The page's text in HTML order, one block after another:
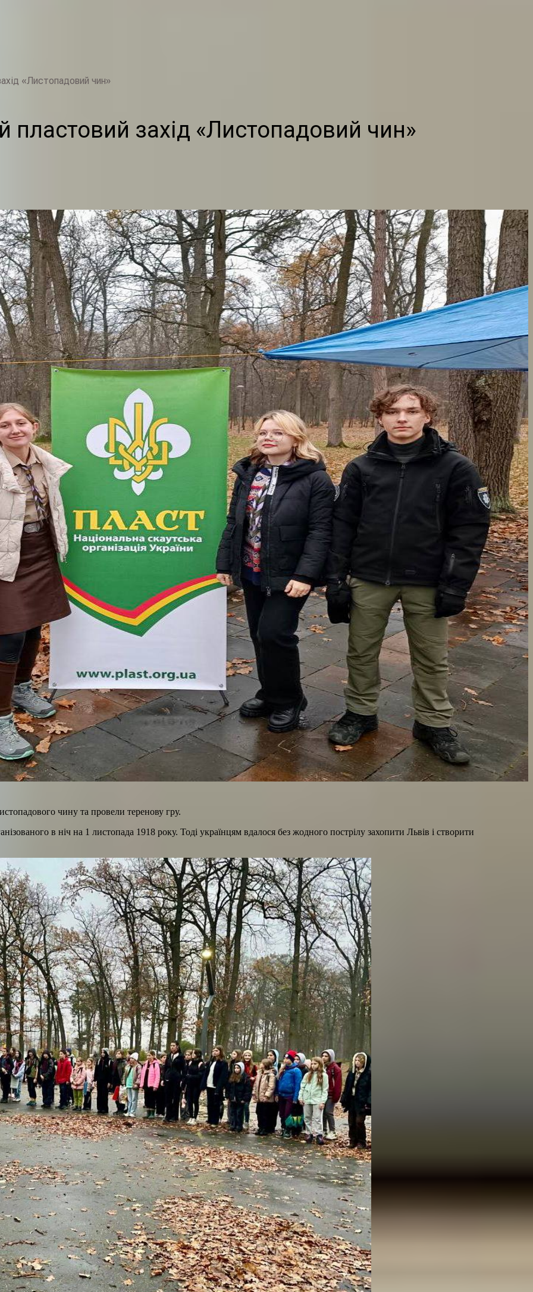
«Листопадовий чин»
пластовий захід «Листопадовий чин»
чину та провели теренову гру.
в ніч на 1 листопада 1918 року. Тоді українцям вдалося без жодного пострілу захопити Львів і створити